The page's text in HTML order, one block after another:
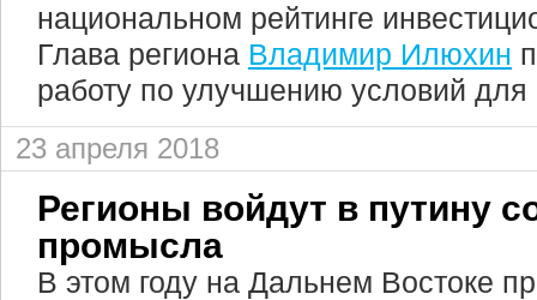
национальном рейтинге
Глава региона Владимир Илюхин
работу по улучшению условий для
23 апреля 2018
Регионы войдут в путину
промысла
В этом году на Дальнем Востоке